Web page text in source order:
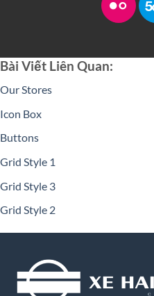
Bài Viết Liên Quan:
Our Stores
Icon Box
Buttons
Grid Style 1
Grid Style 3
Grid Style 2